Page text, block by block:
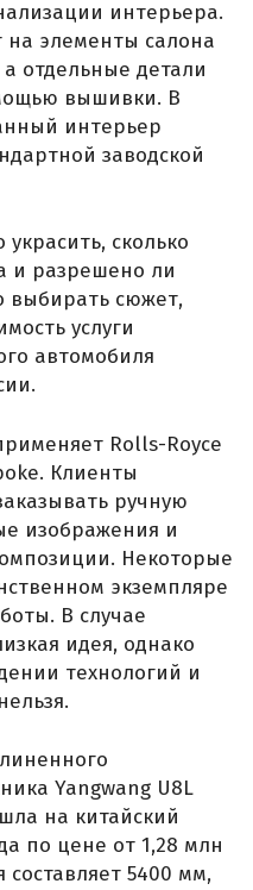
интерьера.
на элементы салона
отдельные детали
вышивки. В
интерьер
заводской
сколько
и разрешено ли
выбирать сюжет,
услуги
автомобиля
Rolls-Royce
Клиенты
ручную
изображения и
Некоторые
экземпляре
В случае
идея, однако
технологий и
Yangwang U8L
на китайский
по цене от 1,28 млн
5400 мм,